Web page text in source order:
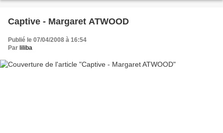
Captive - Margaret ATWOOD
Publié le 07/04/2008 à 16:54
Par liliba